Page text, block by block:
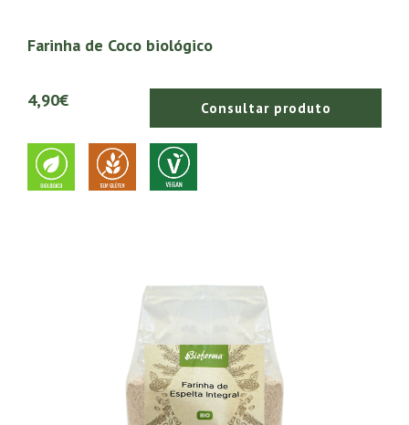
Farinha de Coco biológico
4,90€ Consultar produto